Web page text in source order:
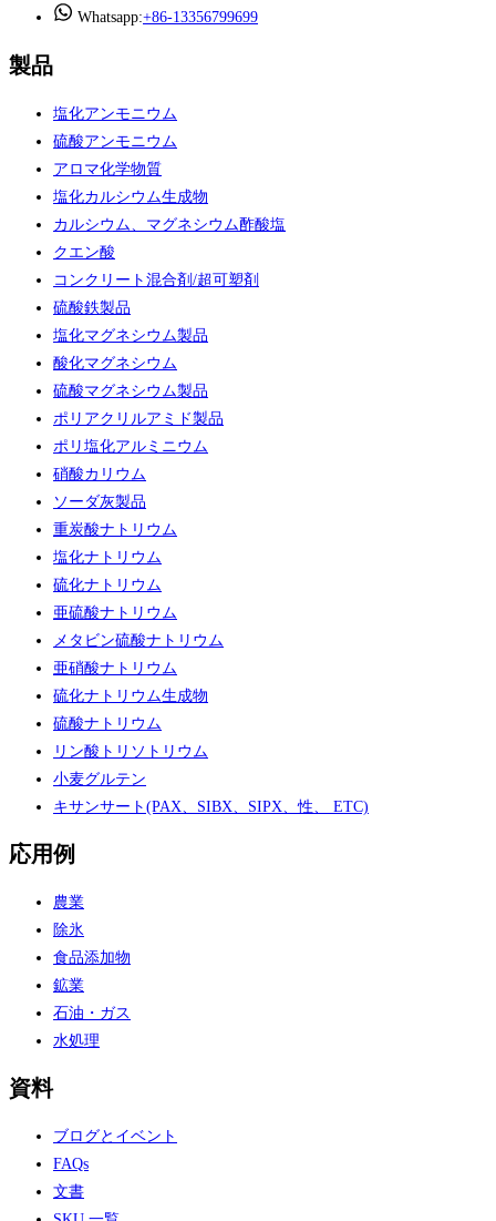
Whatsapp:+86-13356799699
製品
塩化アンモニウム
硫酸アンモニウム
アロマ化学物質
塩化カルシウム生成物
カルシウム、マグネシウム酢酸塩
クエン酸
コンクリート混合剤/超可塑剤
硫酸鉄製品
塩化マグネシウム製品
酸化マグネシウム
硫酸マグネシウム製品
ポリアクリルアミド製品
ポリ塩化アルミニウム
硝酸カリウム
ソーダ灰製品
重炭酸ナトリウム
塩化ナトリウム
硫化ナトリウム
亜硫酸ナトリウム
メタビン硫酸ナトリウム
亜硝酸ナトリウム
硫化ナトリウム生成物
硫酸ナトリウム
リン酸トリソトリウム
小麦グルテン
キサンサート(PAX、SIBX、SIPX、性、 ETC)
応用例
農業
除氷
食品添加物
鉱業
石油・ガス
水処理
資料
ブログとイベント
FAQs
文書